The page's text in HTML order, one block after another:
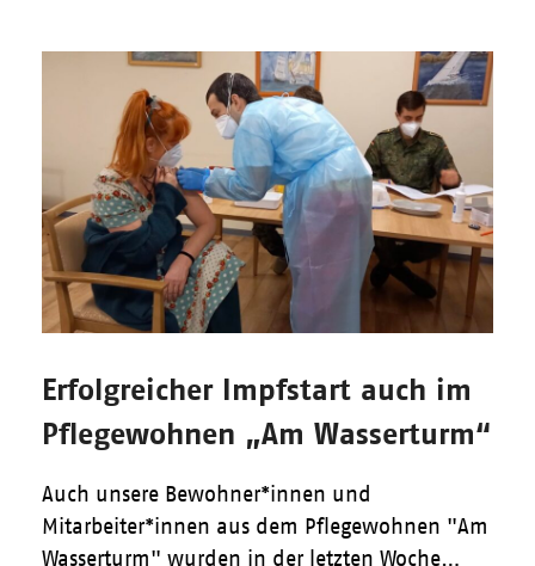
Erfolgreicher Impfstart auch im
Pflegewohnen „Am Wasserturm“
Auch unsere Bewohner*innen und
Mitarbeiter*innen aus dem Pflegewohnen "Am
Wasserturm" wurden in der letzten Woche…